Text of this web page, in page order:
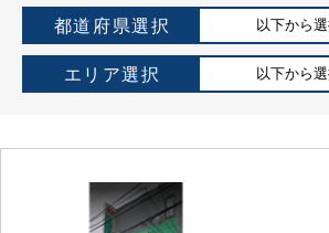
都道府県選択 以下から
エリア選択 以下から